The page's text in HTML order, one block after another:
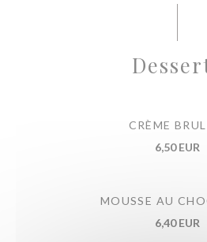
CRÈME
6,50 EUR
MOUSSE AU
6,40 EUR